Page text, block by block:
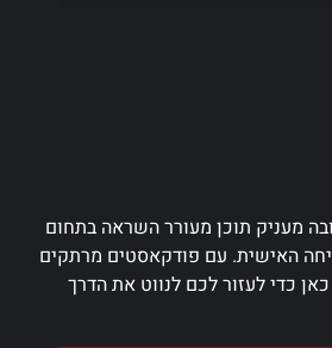
מעניק תוכן מעורר השראה בתחום
האישית. עם פודקאסטים מרתקים
כדי לעזור לכם לנווט את הדרך